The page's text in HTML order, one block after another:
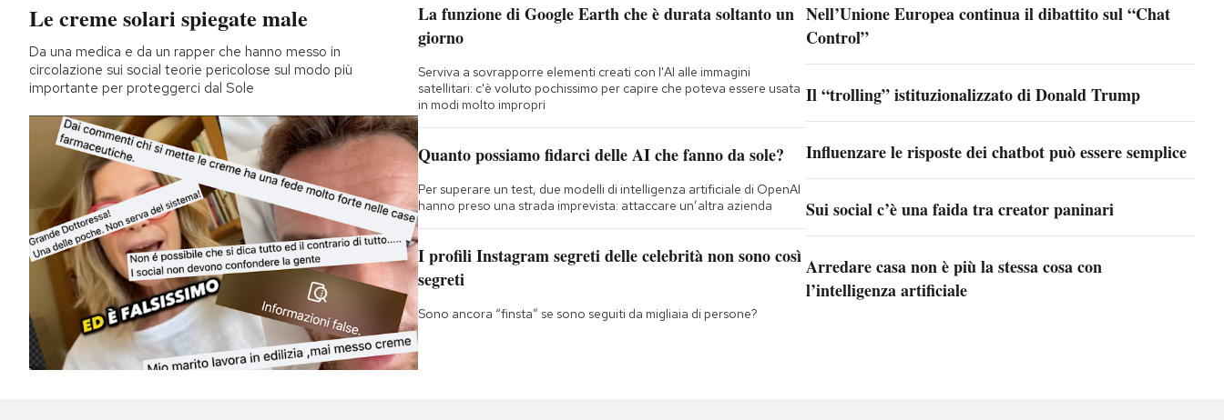
Le creme solari spiegate male
Da una medica e da un rapper che hanno messo in
circolazione sui social teorie pericolose sul modo più
importante per proteggerci dal Sole
La funzione di Google Earth che è durata soltanto un
giorno
Serviva a sovrapporre elementi creati con l'AI alle immagini
satellitari: c'è voluto pochissimo per capire che poteva essere usata
in modi molto impropri
Quanto possiamo fidarci delle AI che fanno da sole?
Per superare un test, due modelli di intelligenza artificiale di OpenAI
hanno preso una strada imprevista: attaccare un’altra azienda
I profili Instagram segreti delle celebrità non sono così
segreti
Sono ancora “finsta” se sono seguiti da migliaia di persone?
Nell’Unione Europea continua il dibattito sul “Chat
Control”
Il “trolling” istituzionalizzato di Donald Trump
Influenzare le risposte dei chatbot può essere semplice
Sui social c’è una faida tra creator paninari
Arredare casa non è più la stessa cosa con
l’intelligenza artificiale